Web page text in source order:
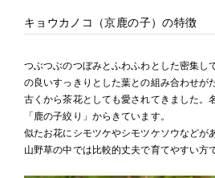
キョウカノコ（京鹿の子）の特徴
つぶつぶのつぼみとふわふわとした密集し
の良いすっきりとした葉との組み合わせが
古くから茶花としても愛されてきました。
「鹿の子絞り」からきています。
似たお花にシモツケやシモツケソウなどが
山野草の中では比較的丈夫で育てやすい方